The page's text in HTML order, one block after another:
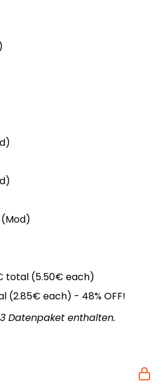
total (5.50€ each)
(2.85€ each) - 48% OFF!
Datenpaket enthalten.